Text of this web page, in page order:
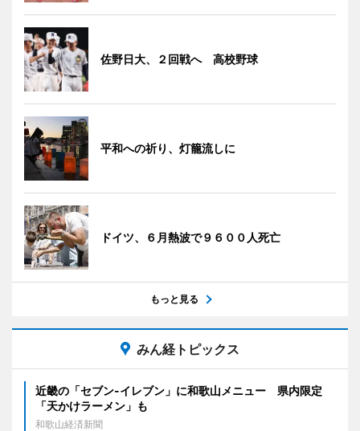
佐野日大、２回戦へ 高校野球
平和への祈り、灯籠流しに
ドイツ、６月熱波で９６００人死亡
もっと見る
みん経トピックス
近畿の「セブン-イレブン」に和歌山メニュー 県内限定
「天かけラーメン」も
和歌山経済新聞